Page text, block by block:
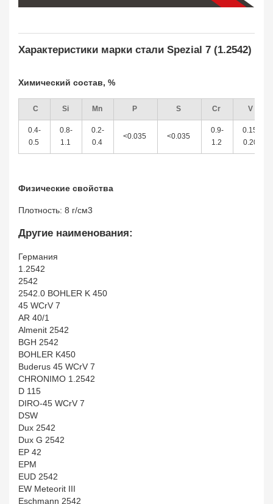
Характеристики марки стали Spezial 7 (1.2542)
Химический состав, %
C Si Mn P S Cr V
0.4-
0.5
0.8-
1.1
0.2-
0.4
<0.035 <0.035
0.9-
1.2
0.15-
0.20
Физические свойства
Плотность: 8 г/см3
Другие наименования:
Германия
1.2542
2542
2542.0 BOHLER K 450
45 WCrV 7
AR 40/1
Almenit 2542
BGH 2542
BOHLER K450
Buderus 45 WCrV 7
CHRONIMO 1.2542
D 115
DIRO-45 WCrV 7
DSW
Dux 2542
Dux G 2542
EP 42
EPM
EUD 2542
EW Meteorit III
Eschmann 2542